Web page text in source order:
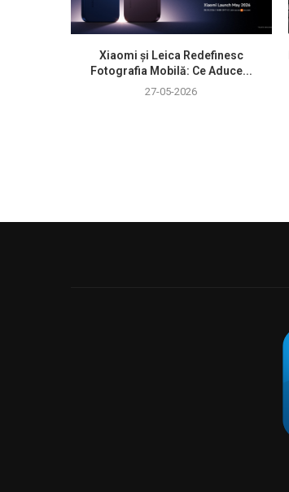
Xiaomi și Leica Redefinesc
Fotografia Mobilă: Ce Aduce...
27-05-2026